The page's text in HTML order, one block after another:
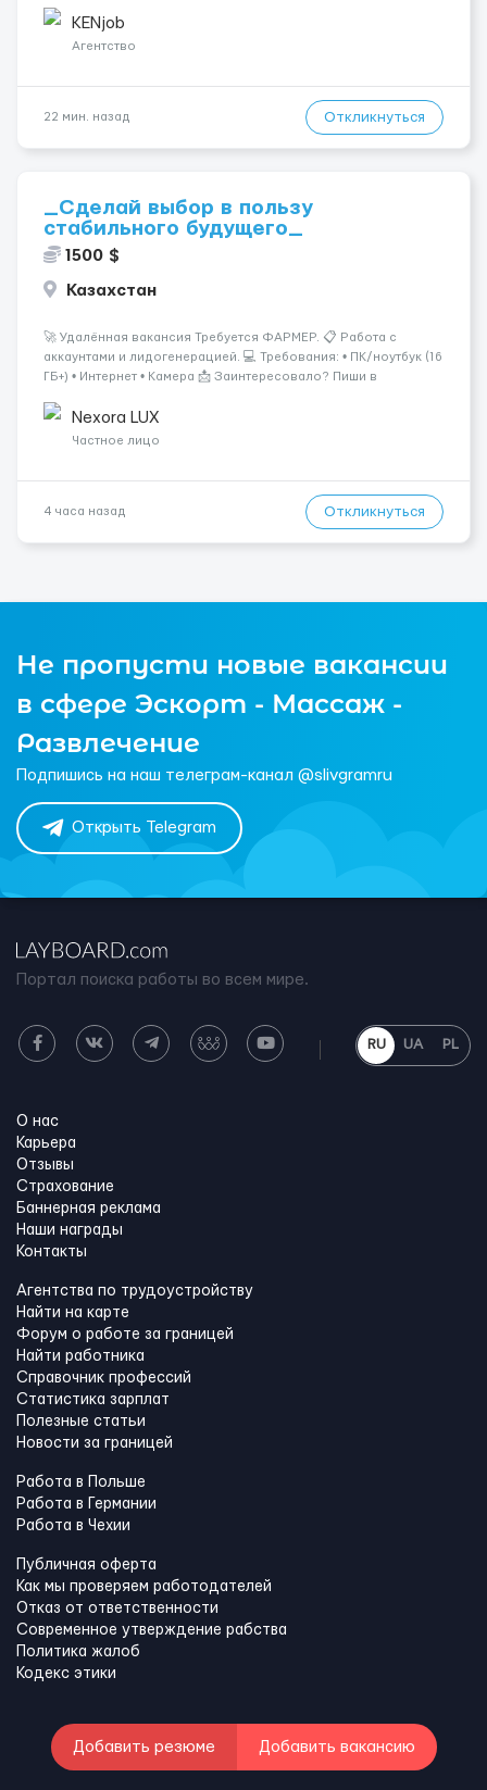
одного до трех месяцев. Мед. страховка. Высокая зарплат...
KENjob
Агентство
22 мин. назад Откликнуться
_Сделай выбор в пользу
стабильного будущего_
1500 $
Казахстан
🚀 Удалённая вакансия Требуется ФАРМЕР. 📋 Работа с
аккаунтами и лидогенерацией. 💻 Требования: • ПК/ноутбук (16
ГБ+) • Интернет • Камера 📩 Заинтересовало? Пиши в
Nexora LUX
Частное лицо
4 часа назад Откликнуться
Не пропусти новые вакансии
в сфере Эскорт - Массаж -
Развлечение
Подпишись на наш телеграм-канал @slivgramru
Открыть Telegram
Портал поиска работы во всем мире.
RU UA PL
О нас
Карьера
Отзывы
Страхование
Баннерная реклама
Наши награды
Контакты
Агентства по трудоустройству
Найти на карте
Форум о работе за границей
Найти работника
Справочник профессий
Статистика зарплат
Полезные статьи
Новости за границей
Работа в Польше
Работа в Германии
Работа в Чехии
Публичная оферта
Как мы проверяем работодателей
Отказ от ответственности
Современное утверждение рабства
Политика жалоб
Кодекс этики
Добавить резюме Добавить вакансию